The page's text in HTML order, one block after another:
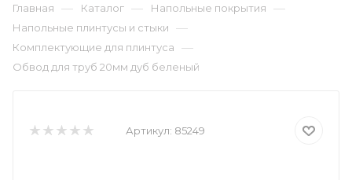
Главная — Каталог — Напольные покрытия —
Напольные плинтусы и стыки —
Комплектующие для плинтуса —
Обвод для труб 20мм дуб беленый
Артикул: 85249